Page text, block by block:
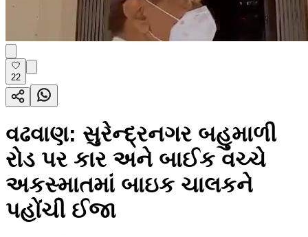
22
વઢવાણ: સુરેન્દ્રનગર બહુમાળી
રોડ પર કાર અને બાઈક વચ્ચે
અકસ્માતમાં બાઇક ચાલકને
પહોંચી ઈજા